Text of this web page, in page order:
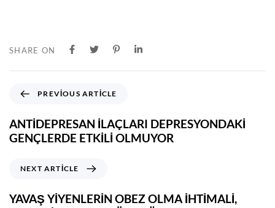
SHARE ON
PREVIOUS ARTICLE
ANTIDEPRESAN İLAÇLARI DEPRESYONDAKI
GENÇLERDE ETKILI OLMUYOR
NEXT ARTICLE
YAVAŞ YIYENLERIN OBEZ OLMA IHTIMALI,